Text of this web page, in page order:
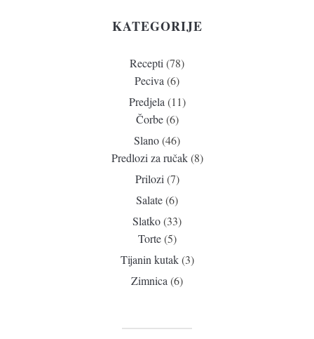
KATEGORIJE
Recepti(78)
Peciva(6)
Predjela(11)
Čorbe(6)
Slano(46)
Predlozi za ručak(8)
Prilozi(7)
Salate(6)
Slatko(33)
Torte(5)
Tijanin kutak(3)
Zimnica(6)